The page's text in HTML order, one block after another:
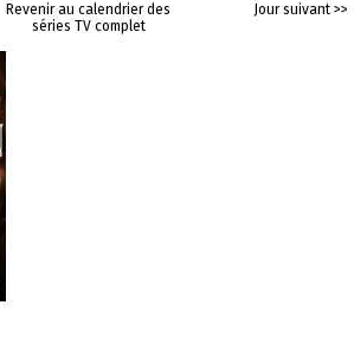
Revenir au calendrier des
séries TV complet
Jour suivant >>